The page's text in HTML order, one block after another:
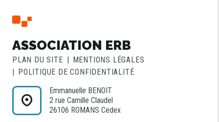
ASSOCIATION ERB
PLAN DU SITE
MENTIONS LÉGALES
POLITIQUE DE CONFIDENTIALITÉ
Emmanuelle BENOIT
2 rue Camille Claudel
26106 ROMANS Cedex